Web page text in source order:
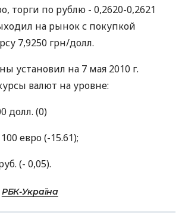
торги по рублю - 0,2620-0,2621
на рынок с покупкой
7,9250 грн/долл.
установил на 7 мая 2010 г.
валют на уровне:
долл. (0)
евро (-15.61);
(- 0,05).
РБК-Україна